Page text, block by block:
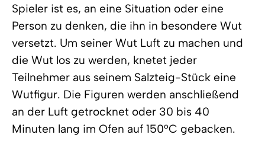
Spieler ist es, an eine Situation oder eine
Person zu denken, die ihn in besondere Wut
versetzt. Um seiner Wut Luft zu machen und
die Wut los zu werden, knetet jeder
Teilnehmer aus seinem Salzteig-Stück eine
Wutfigur. Die Figuren werden anschließend
an der Luft getrocknet oder 30 bis 40
Minuten lang im Ofen auf 150°C gebacken.